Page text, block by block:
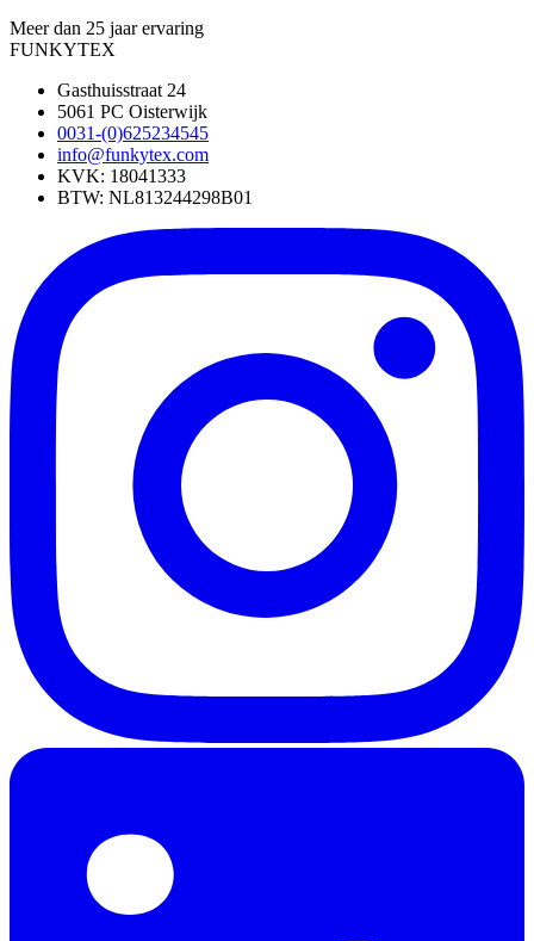
Meer dan 25 jaar ervaring
FUNKYTEX
Gasthuisstraat 24
5061 PC Oisterwijk
0031-(0)625234545
info@funkytex.com
KVK: 18041333
BTW: NL813244298B01